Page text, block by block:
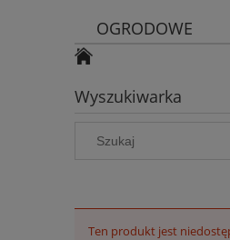
OGRODOWE
Wyszukiwarka
Ten produkt jest